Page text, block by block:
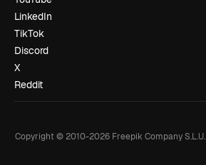
LinkedIn
TikTok
Discord
X
Reddit
Copyright © 2010-2026Freepik Company S.L.U.